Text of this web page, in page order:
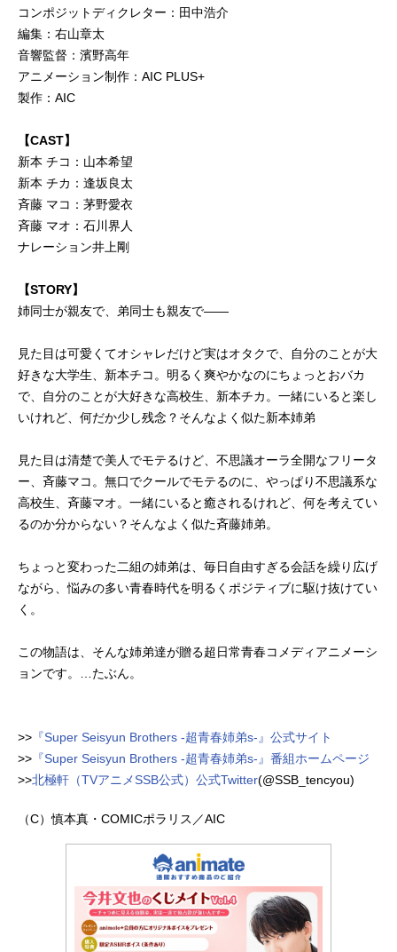
コンポジットディクレター：田中浩介
編集：右山章太
音響監督：濱野高年
アニメーション制作：AIC PLUS+
製作：AIC
【CAST】
新本 チコ：山本希望
新本 チカ：逢坂良太
斉藤 マコ：茅野愛衣
斉藤 マオ：石川界人
ナレーション井上剛
【STORY】
姉同士が親友で、弟同士も親友で――
見た目は可愛くてオシャレだけど実はオタクで、自分のことが大
好きな大学生、新本チコ。明るく爽やかなのにちょっとおバカ
で、自分のことが大好きな高校生、新本チカ。一緒にいると楽し
いけれど、何だか少し残念？そんなよく似た新本姉弟
見た目は清楚で美人でモテるけど、不思議オーラ全開なフリータ
ー、斉藤マコ。無口でクールでモテるのに、やっぱり不思議系な
高校生、斉藤マオ。一緒にいると癒されるけれど、何を考えてい
るのか分からない？そんなよく似た斉藤姉弟。
ちょっと変わった二組の姉弟は、毎日自由すぎる会話を繰り広げ
ながら、悩みの多い青春時代を明るくポジティブに駆け抜けてい
く。
この物語は、そんな姉弟達が贈る超日常青春コメディアニメーシ
ョンです。…たぶん。
>> 『Super Seisyun Brothers -超青春姉弟s-』公式サイト
>> 『Super Seisyun Brothers -超青春姉弟s-』番組ホームページ
>>北極軒（TVアニメSSB公式）公式Twitter(@SSB_tencyou)
（C）慎本真・COMICポラリス／AIC